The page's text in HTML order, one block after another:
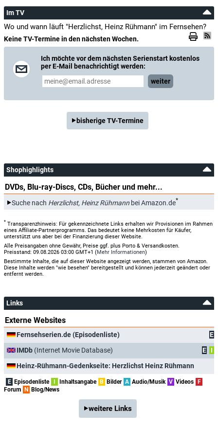
Im TV
Wo und wann läuft "Herzlichst, Heinz Rühmann" im Fernsehen?
Keine TV-Termine in den nächsten Wochen.
Ich möchte vor dem nächsten Serienstart kostenlos
per E-Mail benachrichtigt werden:
weiter
bisherige TV-Termine
Shophighlights
DVDs, Blu-ray-Discs, CDs, Bücher und mehr...
Suche nach Herzlichst, Heinz Rühmann bei Amazon.de*
* Transparenzhinweis: Für gekennzeichnete Links erhalten wir Provisionen im Rahmen
eines Affiliate-Partnerprogramms. Das bedeutet keine Mehrkosten für Käufer,
unterstützt uns aber bei der Finanzierung dieser Website.
Alle Preisangaben ohne Gewähr, Preise ggf. plus Porto & Versandkosten.
Preisstand: 09.08.2026 03:00 GMT+1 (Mehr Informationen)
Bestimmte Inhalte, die auf dieser Website angezeigt werden, stammen von Amazon.
Diese Inhalte werden "wie besehen" bereitgestellt und können jederzeit geändert oder
entfernt werden.
Links
Externe Websites
Fernsehserien.de (Episodenliste)
E
IMDb (Internet Movie Database) E
I
Heinz-Rühmann-Gedenkseite: Herzlichst Heinz Rühmann
E Episodenliste I Inhaltsangabe B Bilder A Audio/Musik V Videos F
Forum N Blog/News
weitere Links